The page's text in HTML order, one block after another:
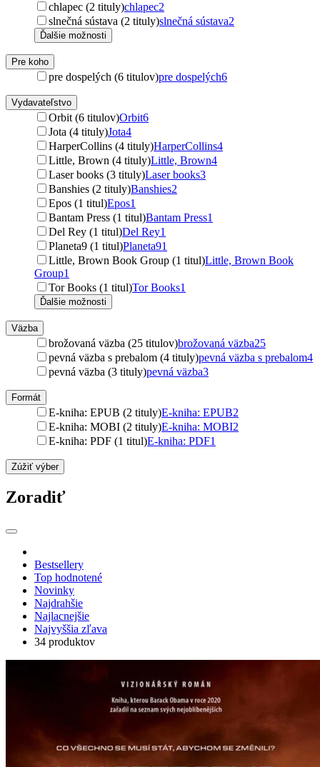
chlapec (2 tituly)chlapec2
slnečná sústava (2 tituly)slnečná sústava2
Ďalšie možnosti
Pre koho
pre dospelých (6 titulov)pre dospelých6
Vydavateľstvo
Orbit (6 titulov)Orbit6
Jota (4 tituly)Jota4
HarperCollins (4 tituly)HarperCollins4
Little, Brown (4 tituly)Little, Brown4
Laser books (3 tituly)Laser books3
Banshies (2 tituly)Banshies2
Epos (1 titul)Epos1
Bantam Press (1 titul)Bantam Press1
Del Rey (1 titul)Del Rey1
Planeta9 (1 titul)Planeta91
Little, Brown Book Group (1 titul)Little, Brown Book
Group1
Tor Books (1 titul)Tor Books1
Ďalšie možnosti
Väzba
brožovaná väzba (25 titulov)brožovaná väzba25
pevná väzba s prebalom (4 tituly)pevná väzba s prebalom4
pevná väzba (3 tituly)pevná väzba3
Formát
E-kniha: EPUB (2 tituly)E-kniha: EPUB2
E-kniha: MOBI (2 tituly)E-kniha: MOBI2
E-kniha: PDF (1 titul)E-kniha: PDF1
Zúžiť výber
Zoradiť
Bestsellery
Top hodnotené
Novinky
Najdrahšie
Najlacnejšie
Najvyššia zľava
34 produktov